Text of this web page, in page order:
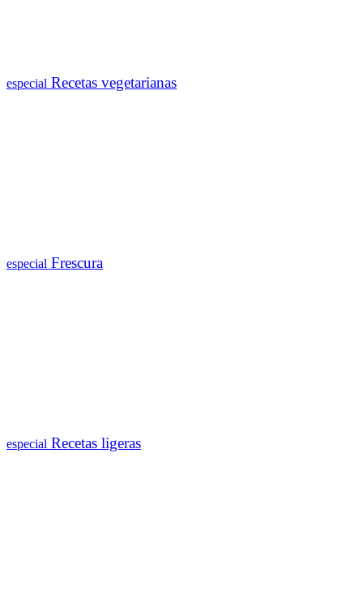
especial Recetas vegetarianas
especial Frescura
especial Recetas ligeras